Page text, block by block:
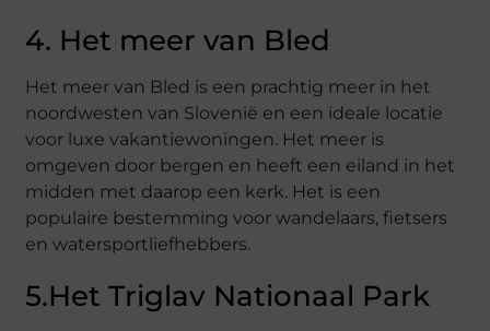
4. Het meer van Bled
Het meer van Bled is een prachtig meer in het
noordwesten van Slovenië en een ideale locatie
voor luxe vakantiewoningen. Het meer is
omgeven door bergen en heeft een eiland in het
midden met daarop een kerk. Het is een
populaire bestemming voor wandelaars, fietsers
en watersportliefhebbers.
5.Het Triglav Nationaal Park